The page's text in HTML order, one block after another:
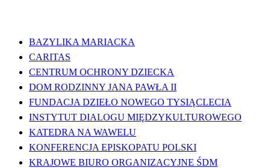
BAZYLIKA MARIACKA
CARITAS
CENTRUM OCHRONY DZIECKA
DOM RODZINNY JANA PAWŁA II
FUNDACJA DZIEŁO NOWEGO TYSIĄCLECIA
INSTYTUT DIALOGU MIĘDZYKULTUROWEGO
KATEDRA NA WAWELU
KONFERENCJA EPISKOPATU POLSKI
KRAJOWE BIURO ORGANIZACYJNE ŚDM